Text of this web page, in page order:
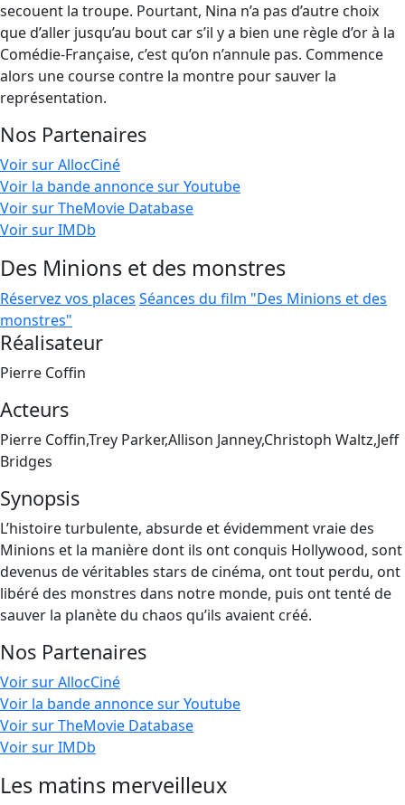
secouent la troupe. Pourtant, Nina n’a pas d’autre choix
que d’aller jusqu’au bout car s’il y a bien une règle d’or à la
Comédie-Française, c’est qu’on n’annule pas. Commence
alors une course contre la montre pour sauver la
représentation.
Nos Partenaires
Voir sur AllocCiné
Voir la bande annonce sur Youtube
Voir sur TheMovie Database
Voir sur IMDb
Des Minions et des monstres
Réservez vos places Séances du film "Des Minions et des
monstres"
Réalisateur
Pierre Coffin
Acteurs
Pierre Coffin,Trey Parker,Allison Janney,Christoph Waltz,Jeff
Bridges
Synopsis
L’histoire turbulente, absurde et évidemment vraie des
Minions et la manière dont ils ont conquis Hollywood, sont
devenus de véritables stars de cinéma, ont tout perdu, ont
libéré des monstres dans notre monde, puis ont tenté de
sauver la planète du chaos qu’ils avaient créé.
Nos Partenaires
Voir sur AllocCiné
Voir la bande annonce sur Youtube
Voir sur TheMovie Database
Voir sur IMDb
Les matins merveilleux